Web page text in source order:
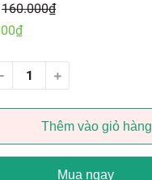
160.000₫
Thêm vào giỏ hàng
Mua ngay